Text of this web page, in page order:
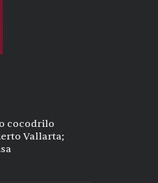
cocodrilo
Vallarta;